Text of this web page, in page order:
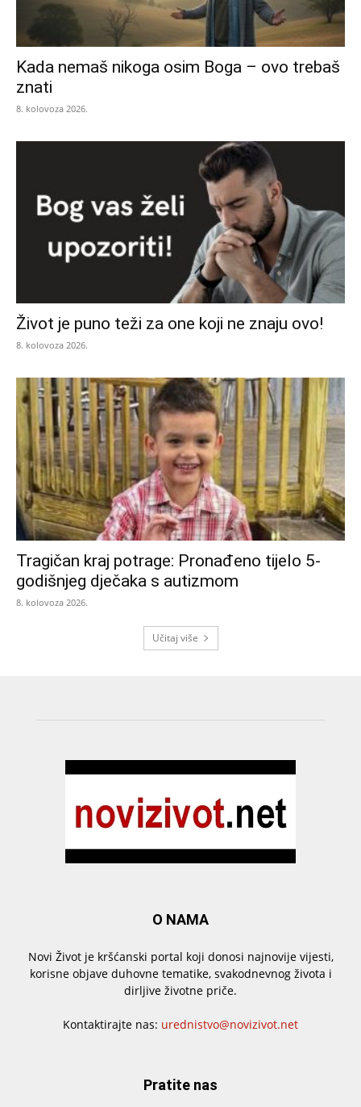
Kada nemaš nikoga osim Boga – ovo trebaš
znati
8. kolovoza 2026.
Život je puno teži za one koji ne znaju ovo!
8. kolovoza 2026.
Tragičan kraj potrage: Pronađeno tijelo 5-
godišnjeg dječaka s autizmom
8. kolovoza 2026.
Učitaj više
O NAMA
Novi Život je kršćanski portal koji donosi najnovije vijesti,
korisne objave duhovne tematike, svakodnevnog života i
dirljive životne priče.
Kontaktirajte nas: urednistvo@novizivot.net
Pratite nas